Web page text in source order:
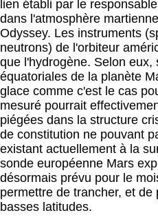
lien établi par le
dans l'atmosphère
Odyssey. Les instruments
neutrons) de l'orbiteur
que l'hydrogène. Selon
équatoriales de la planète
glace comme c'est le cas
mesuré pourrait
piégées dans la structure
de constitution ne pouvant
existant actuellement à la
sonde européenne Mars
désormais prévu pour le
permettre de trancher, et
basses latitudes.